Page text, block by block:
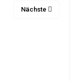
Nächste